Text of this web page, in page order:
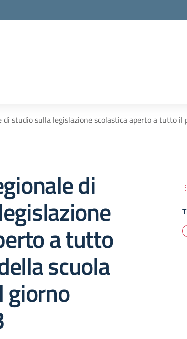
di studio sulla legislazione scolastica aperto a tutto
di
a tutto
scuola
giorno